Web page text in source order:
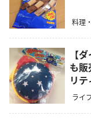
料理
【
も
リテ
ライ